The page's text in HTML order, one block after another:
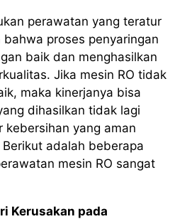
perawatan yang teratur
proses penyaringan
baik dan menghasilkan
Jika mesin RO tidak
maka kinerjanya bisa
dihasilkan tidak lagi
kebersihan yang aman
adalah beberapa
mesin RO sangat
Kerusakan pada